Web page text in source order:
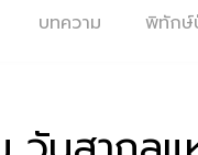
บทความ พิทักษ์